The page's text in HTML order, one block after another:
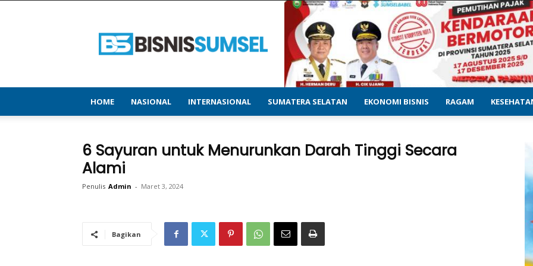
–
Menyajikan
&
Terupdate
HOME NASIONAL INTERNASIONAL SUMATERA SELATAN EKONOMI BISNIS RAGAM
6 Sayuran untuk Menurunkan Darah Tinggi Secara
Alami
Penulis Admin - Maret 3, 2024
Bagikan